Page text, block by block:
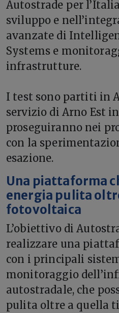
Autostrade per
sviluppo e
avanzate di
Systems e
infrastrutture.
I test sono partiti in
servizio di Arno Est
proseguiranno nei
con la
esazione.
Una piattaforma
energia pulita
fotovoltaica
L’obiettivo di
realizzare una
con i principali
monitoraggio
autostradale, che
pulita oltre a quella